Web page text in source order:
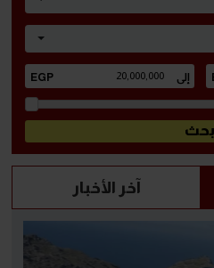
آخر الأخبار